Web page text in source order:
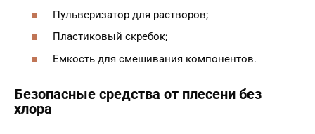
Пульверизатор для растворов;
Пластиковый скребок;
Емкость для смешивания компонентов.
Безопасные средства от плесени без
хлора